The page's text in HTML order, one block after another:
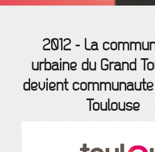
2012- La
urbaine du Grand
devient
Toulouse